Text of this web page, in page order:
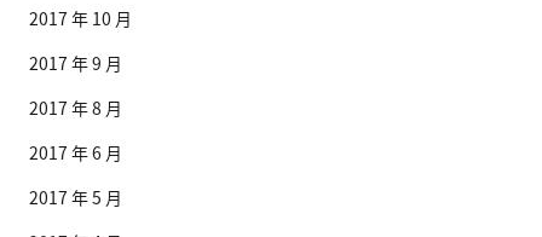
2017 年 10 月
2017 年 9 月
2017 年 8 月
2017 年 6 月
2017 年 5 月